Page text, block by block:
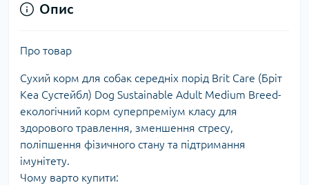
Опис
Про товар
Сухий корм для собак середніх порід Brit Care (Бріт
Кеа Сустейбл) Dog Sustainable Adult Medium Breed-
екологічний корм суперпреміум класу для
здорового травлення, зменшення стресу,
поліпшення фізичного стану та підтримання
імунітету.
Чому варто купити: